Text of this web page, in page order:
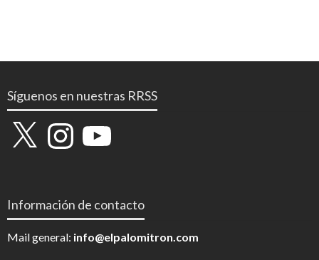
Síguenos en nuestras RRSS
X InstagramYouTube
Información de contacto
Mail general: info@elpalomitron.com